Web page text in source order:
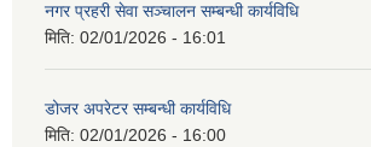
नगर प्रहरी सेवा सञ्चालन सम्बन्धी कार्यविधि
मिति: 02/01/2026 - 16:01
डोजर अपरेटर सम्बन्धी कार्यविधि
मिति: 02/01/2026 - 16:00